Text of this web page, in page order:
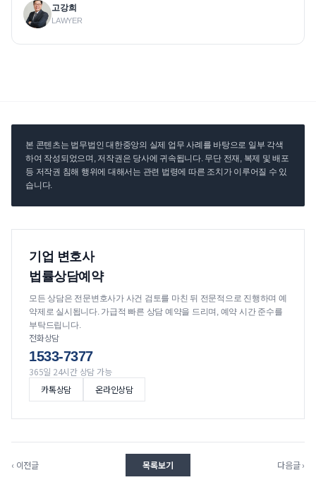
고강희
LAWYER
본 콘텐츠는 법무법인 대한중앙의 실제 업무 사례를 바탕으로 일부 각색
하여 작성되었으며, 저작권은 당사에 귀속됩니다. 무단 전재, 복제 및 배포
등 저작권 침해 행위에 대해서는 관련 법령에 따른 조치가 이루어질 수 있
습니다.
기업 변호사
법률상담예약
모든 상담은 전문변호사가 사건 검토를 마친 뒤 전문적으로 진행하며 예
약제로 실시됩니다. 가급적 빠른 상담 예약을 드리며, 예약 시간 준수를
부탁드립니다.
전화상담
1533-7377
365일 24시간 상담 가능
카톡상담
온라인상담
‹ 이전글 목록보기 다음글 ›